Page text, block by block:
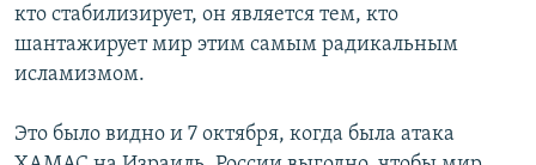
кто стабилизирует, он является тем, кто
шантажирует мир этим самым радикальным
исламизмом.
Это было видно и 7 октября, когда была атака